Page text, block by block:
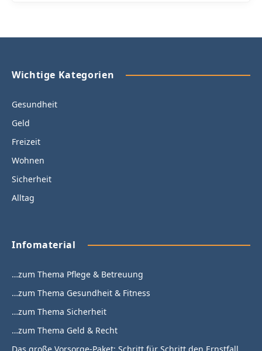
Wichtige Kategorien
Gesundheit
Geld
Freizeit
Wohnen
Sicherheit
Alltag
Infomaterial
…zum Thema Pflege & Betreuung
…zum Thema Gesundheit & Fitness
…zum Thema Sicherheit
…zum Thema Geld & Recht